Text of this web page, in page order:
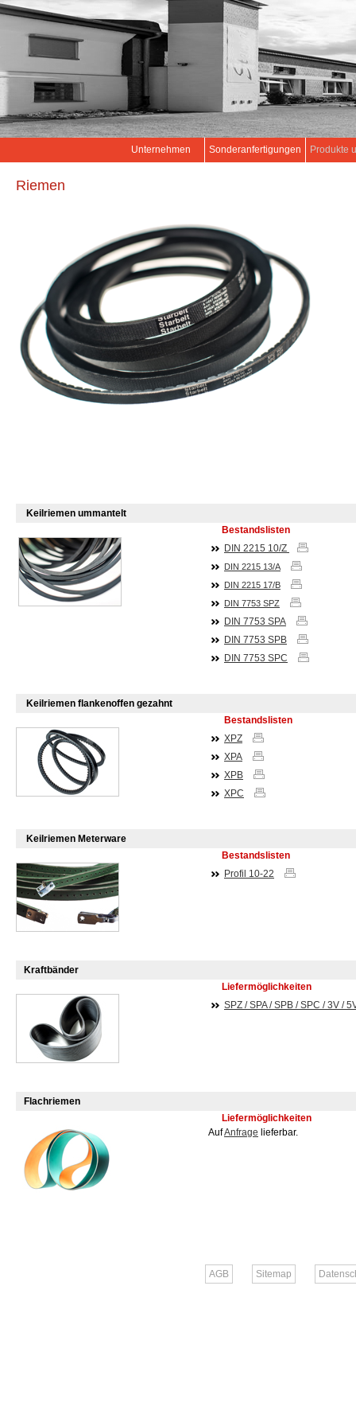
Unternehmen Sonderanfertigungen Produkte
Riemen
Keilriemen ummantelt
Bestandslisten
DIN 2215 10/Z
DIN 2215 13/A
DIN 2215 17/B
DIN 7753 SPZ
DIN 7753 SPA
DIN 7753 SPB
DIN 7753 SPC
Keilriemen flankenoffen gezahnt
Bestandslisten
XPZ
XPA
XPB
XPC
Keilriemen Meterware
Bestandslisten
Profil 10-22
Kraftbänder
Liefermöglichkeiten
SPZ / SPA / SPB / SPC / 3V /
Flachriemen
Liefermöglichkeiten
AufAnfrage lieferbar.
AGB Sitemap